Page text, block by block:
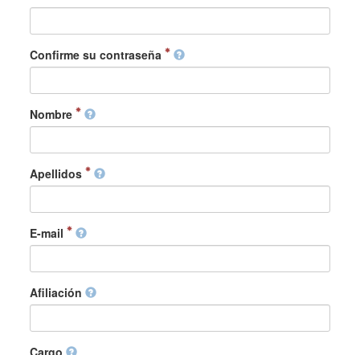
Confirme su contraseña
Nombre
Apellidos
E-mail
Afiliación
Cargo